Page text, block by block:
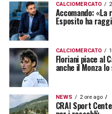
CALCIOMERCATO
Accomando:
Esposito ha
CALCIOMERCATO
Floriani piace al
anche il Monza
NEWS 2 ore ago
CRAI Sport